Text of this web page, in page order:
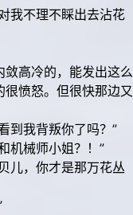
我不理不睬出去沾花
高冷的，能发出这么
愤怒。但很快那边又
到我背叛你了吗？”
机械师小姐？！”
儿，你才是那万花丛